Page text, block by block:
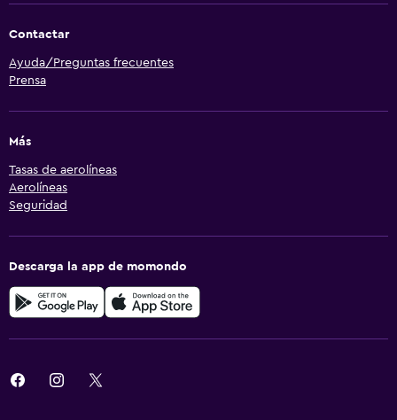
Contactar
Ayuda/Preguntas frecuentes
Prensa
Más
Tasas de aerolíneas
Aerolíneas
Seguridad
Descarga la app de momondo